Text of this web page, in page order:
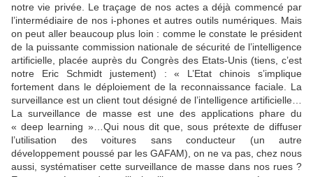
notre vie privée. Le traçage de nos actes a déjà commencé par
l’intermédiaire de nos i-phones et autres outils numériques. Mais
on peut aller beaucoup plus loin : comme le constate le président
de la puissante commission nationale de sécurité de l’intelligence
artificielle, placée auprès du Congrès des Etats-Unis (tiens, c’est
notre Eric Schmidt justement) : « L’Etat chinois s’implique
fortement dans le déploiement de la reconnaissance faciale. La
surveillance est un client tout désigné de l’intelligence artificielle…
La surveillance de masse est une des applications phare du
« deep learning »…Qui nous dit que, sous prétexte de diffuser
l’utilisation des voitures sans conducteur (un autre
développement poussé par les GAFAM), on ne va pas, chez nous
aussi, systématiser cette surveillance de masse dans nos rues ?